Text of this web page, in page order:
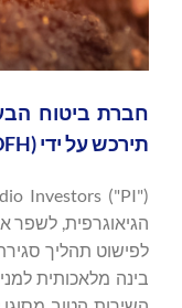
תירכש על ידי Dream Finders Homes, Inc ("DFH") (NYSE: DFH).
לפישוט תהליך